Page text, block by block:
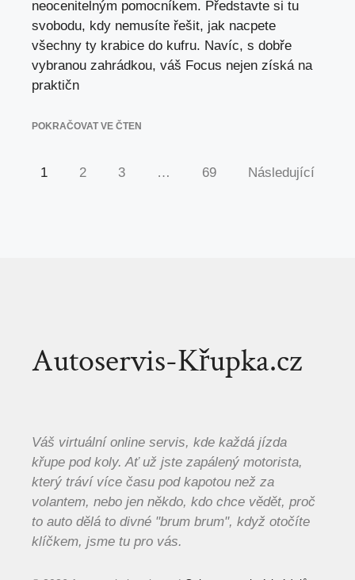
neocenitelným pomocníkem. Představte si tu
svobodu, kdy nemusíte řešit, jak nacpete
všechny ty krabice do kufru. Navíc, s dobře
vybranou zahrádkou, váš Focus nejen získá na
praktičn
POKRAČOVAT VE ČTEN
1 2 3 … 69 Následující
Autoservis-Křupka.cz
Váš virtuální online servis, kde každá jízda
křupe pod koly. Ať už jste zapálený motorista,
který tráví více času pod kapotou než za
volantem, nebo jen někdo, kdo chce vědět, proč
to auto dělá to divné "brum brum", když otočíte
klíčkem, jsme tu pro vás.